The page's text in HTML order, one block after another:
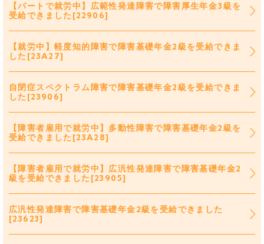
【パートで就労中】広範性発達障害で障害厚生年金3級を
受給できました[22906]
【就労中】軽度知的障害で障害基礎年金2級を受給できま
した[23A27]
自閉症スペクトラム障害で障害基礎年金2級を受給できま
した[23906]
【障害者雇用で就労中】多動性障害で障害基礎年金2級を
受給できました[23A28]
【障害者雇用で就労中】広汎性発達障害で障害基礎年金2
級を受給できました[23905]
広汎性発達障害で障害基礎年金2級を受給できました
[23623]